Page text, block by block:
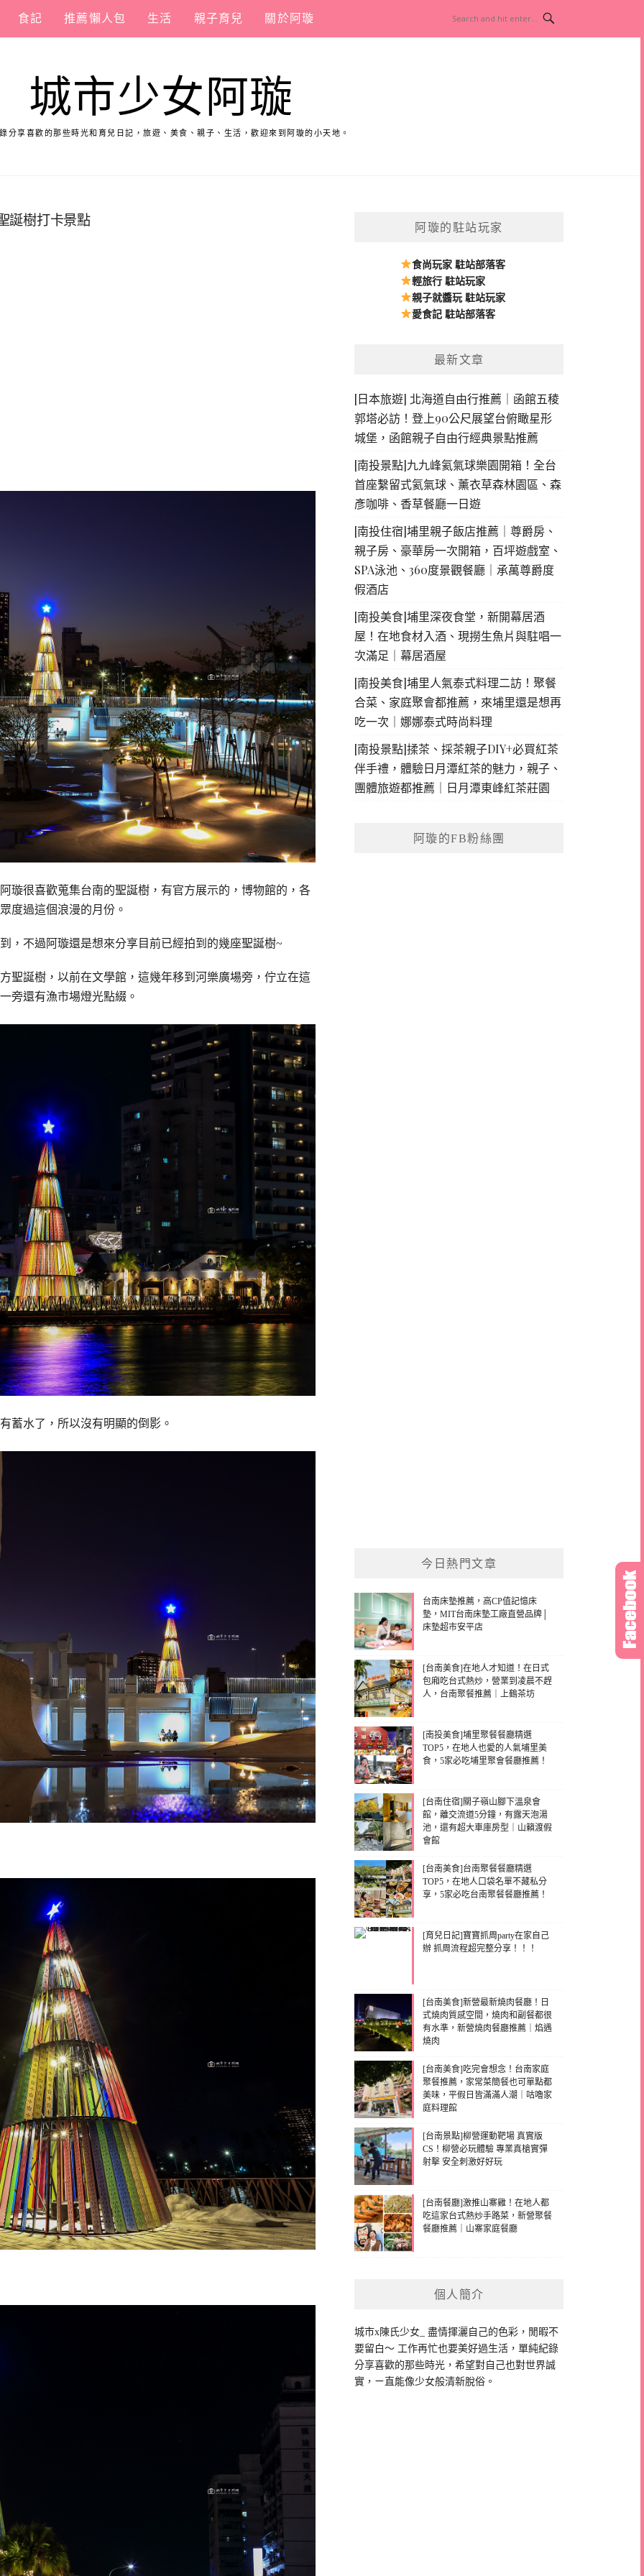
食記 推薦懶人包 生活 親子育兒 關於阿璇
城市少女阿璇
分享喜歡的那些時光和育兒日記，旅遊、美食、親子、生活，歡迎來到阿璇的小天地。
誕樹打卡景點
璇很喜歡蒐集台南的聖誕樹，有官方展示的，博物館的，各
度過這個浪漫的月份。
，不過阿璇還是想來分享目前已經拍到的幾座聖誕樹~
聖誕樹，以前在文學館，這幾年移到河樂廣場旁，佇立在這
旁還有漁市場燈光點綴。
蓄水了，所以沒有明顯的倒影。
阿璇的駐站玩家
食尚玩家 駐站部落客
輕旅行 駐站玩家
親子就醬玩 駐站玩家
愛食記 駐站部落客
最新文章
[日本旅遊] 北海道自由行推薦｜函館五稜
郭塔必訪！登上90公尺展望台俯瞰星形
城堡，函館親子自由行經典景點推薦
[南投景點]九九峰氦氣球樂園開箱！全台
首座繫留式氦氣球、薰衣草森林園區、森
彥咖啡、香草餐廳一日遊
[南投住宿]埔里親子飯店推薦｜尊爵房、
親子房、豪華房一次開箱，百坪遊戲室、
SPA泳池、360度景觀餐廳｜承萬尊爵度
假酒店
[南投美食]埔里深夜食堂，新開幕居酒
屋！在地食材入酒、現撈生魚片與駐唱一
次滿足｜幕居酒屋
[南投美食]埔里人氣泰式料理二訪！聚餐
合菜、家庭聚會都推薦，來埔里還是想再
吃一次｜娜娜泰式時尚料理
[南投景點]揉茶、採茶親子DIY+必買紅茶
伴手禮，體驗日月潭紅茶的魅力，親子、
團體旅遊都推薦｜日月潭東峰紅茶莊園
阿璇的FB粉絲團
今日熱門文章
台南床墊推薦，高CP值記憶床
墊，MIT台南床墊工廠直營品牌│
床墊超市安平店
[台南美食]在地人才知道！在日式
包廂吃台式熱炒，營業到凌晨不趕
人，台南聚餐推薦｜上鶴茶坊
[南投美食]埔里聚餐餐廳精選
TOP5，在地人也愛的人氣埔里美
食，5家必吃埔里聚會餐廳推薦！
[台南住宿]關子嶺山腳下溫泉會
館，離交流道5分鐘，有露天泡湯
池，還有超大車庫房型｜山籟渡假
會館
[台南美食]台南聚餐餐廳精選
TOP5，在地人口袋名單不藏私分
享，5家必吃台南聚餐餐廳推薦！
[育兒日記]寶寶抓周party在家自己
辦 抓周流程超完整分享！！！
[台南美食]新營最新燒肉餐廳！日
式燒肉質感空間，燒肉和副餐都很
有水準，新營燒肉餐廳推薦｜焰遇
燒肉
[台南美食]吃完會想念！台南家庭
聚餐推薦，家常菜簡餐也可單點都
美味，平假日皆滿滿人潮｜咕嚕家
庭料理館
[台南景點]柳營運動靶場 真實版
CS！柳營必玩體驗 專業真槍實彈
射擊 安全刺激好好玩
[台南餐廳]激推山寨雞！在地人都
吃這家台式熱炒手路菜，新營聚餐
餐廳推薦｜山寨家庭餐廳
個人簡介
城市x陳氏少女_ 盡情揮灑自己的色彩，閒暇不
要留白～ 工作再忙也要美好過生活，單純紀錄
分享喜歡的那些時光，希望對自己也對世界誠
實，ㄧ直能像少女般清新脫俗。